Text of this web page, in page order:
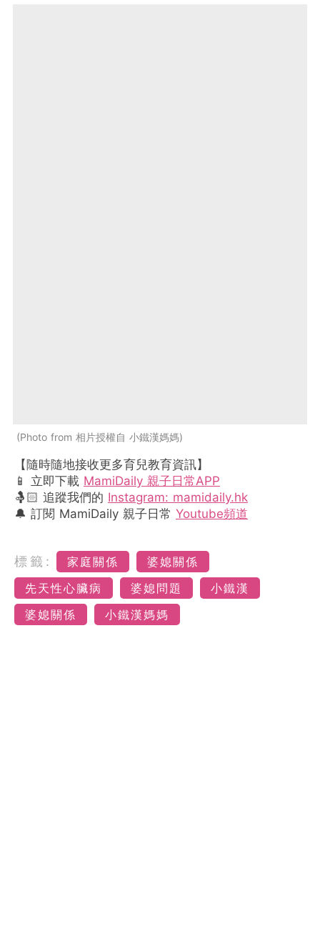
Photo from 相片授權自 小鐵漢媽媽
【隨時隨地接收更多育兒教育資訊】
📱 立即下載 MamiDaily 親子日常APP
🤱🏻 追蹤我們的 Instagram: mamidaily.hk
🔔 訂閱 MamiDaily 親子日常 Youtube頻道
標籤: 家庭關係
婆媳關係
先天性心臟病
婆媳問題
小鐵漢
婆媳關係
小鐵漢媽媽